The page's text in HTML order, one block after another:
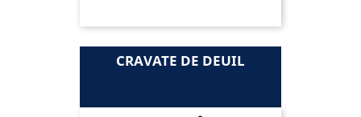
CRAVATE DE DEUIL